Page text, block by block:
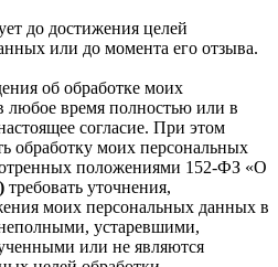
до достижения целей
или до момента его отзыва.
об обработке моих
любое время полностью или в
согласие. При этом
обработку моих персональных
положениями 152-ФЗ «О
требовать уточнения,
моих персональных данных в
устаревшими,
или не являются